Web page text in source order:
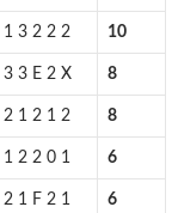
1 3 2 2 2 10
3 3 E 2 X 8
2 1 2 1 2 8
1 2 2 0 1 6
2 1 F 2 1 6